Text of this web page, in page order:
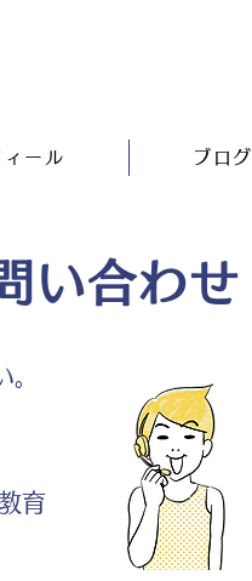
ィール ブログ
い合わせ
育